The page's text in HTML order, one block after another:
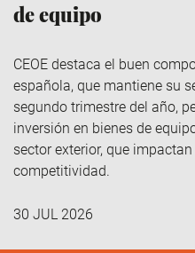
de equipo
CEOE destaca el buen
española, que mantiene su
segundo trimestre del año,
inversión en bienes de
sector exterior, que
competitividad.
30 JUL 2026